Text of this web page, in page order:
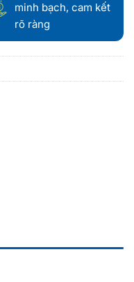
minh bạch, cam kết
rõ ràng